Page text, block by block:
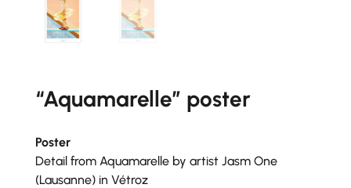
“Aquamarelle” poster
Poster
Detailfrom Aquamarelle by artist Jasm One
(Lausanne) in Vétroz